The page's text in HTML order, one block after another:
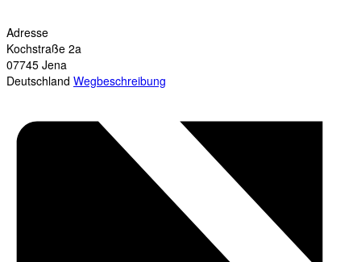
Adresse
Kochstraße 2a
07745 Jena
Deutschland Wegbeschreibung